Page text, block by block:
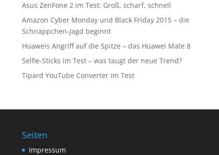
Asus ZenFone 2 im Test: Groß, scharf, schnell
Amazon Cyber Monday und Black Friday 2015 – die
Schnäppchen-Jagd beginnt
Huaweis Angriff auf die Spitze – das Huawei Mate 8
Selfie-Sticks im Test – was taugt der neue Trend?
Tipard YouTube Converter im Test
Seiten
Impressum